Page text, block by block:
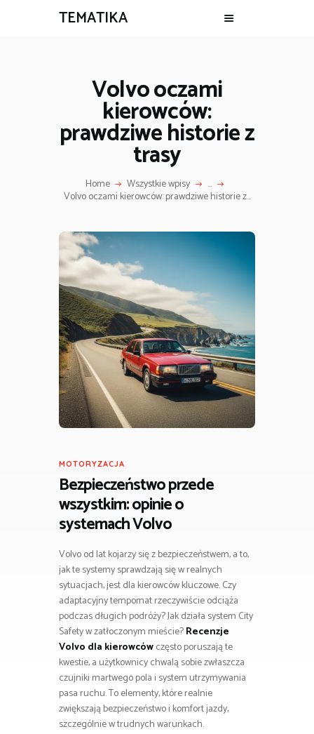
TEMATIKA
Volvo oczami
kierowców:
prawdziwe historie z
trasy
Home Wszystkie wpisy ...
Volvo oczami kierowców: prawdziwe historie z...
MOTORYZACJA
Bezpieczeństwo przede
wszystkim: opinie o
systemach Volvo
Volvo od lat kojarzy się z bezpieczeństwem, a to,
jak te systemy sprawdzają się w realnych
sytuacjach, jest dla kierowców kluczowe. Czy
adaptacyjny tempomat rzeczywiście odciąża
podczas długich podróży? Jak działa system City
Safety w zatłoczonym mieście?Recenzje
Volvo dla kierowcówczęsto poruszają te
kwestie, a użytkownicy chwalą sobie zwłaszcza
czujniki martwego pola i system utrzymywania
pasa ruchu. To elementy, które realnie
zwiększają bezpieczeństwo i komfort jazdy,
szczególnie w trudnych warunkach.